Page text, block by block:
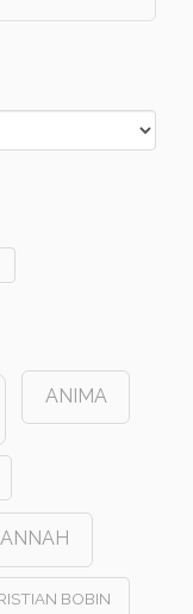
ANIMA
BOBIN